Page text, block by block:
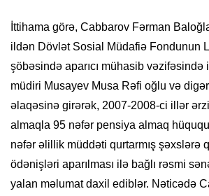
İttihama görə, Cabbarov Fərman
ildən Dövlət Sosial Müdafiə Fondunun
şöbəsində aparıcı mühasib
müdiri Musayev Musa Rəfi oğlu və
əlaqəsinə girərək, 2007-2008-ci illər
almaqla 95 nəfər pensiya almaq
nəfər əlillik müddəti qurtarmış şəxslərə
ödənişləri aparılması ilə bağlı rəsmi
yalan məlumat daxil ediblər. Nəticədə